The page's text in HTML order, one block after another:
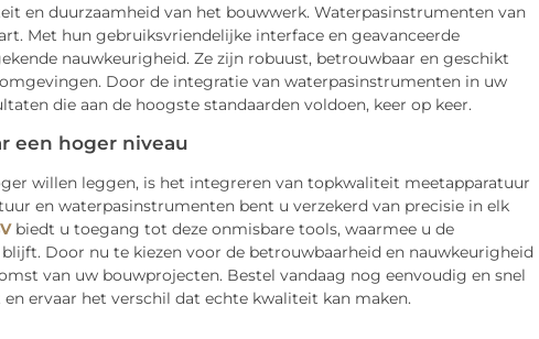
en duurzaamheid van het bouwwerk. Waterpasinstrumenten van
Met hun gebruiksvriendelijke interface en geavanceerde
nauwkeurigheid. Ze zijn robuust, betrouwbaar en geschikt
Door de integratie van waterpasinstrumenten in uw
die aan de hoogste standaarden voldoen, keer op keer.
een hoger niveau
willen leggen, is het integreren van topkwaliteit meetapparatuur
en waterpasinstrumenten bent u verzekerd van precisie in elk
biedt u toegang tot deze onmisbare tools, waarmee u de
Door nu te kiezen voor de betrouwbaarheid en nauwkeurigheid
van uw bouwprojecten. Bestel vandaag nog eenvoudig en snel
ervaar het verschil dat echte kwaliteit kan maken.